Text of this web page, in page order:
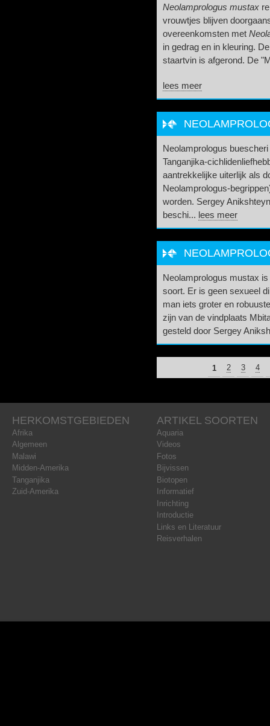
Neolamprologus mustax
vrouwtjes blijven
overeenkomsten met
in gedrag en in kleuring.
staartvin is afgerond. De
lees meer
Neolamprologus
Tanganjika-
aantrekkelijke uiterlijk als
Neolamprologus-
worden. Sergey
beschi... lees meer
Neolamprologus mustax
soort. Er is geen sexueel
man iets groter en
zijn van de vindplaats
gesteld door Sergey
PAGINA'S
1 2 3 4
HERKOMSTGEBIEDEN
Afrika
Algemeen
Malawi
Midden-Amerika
Tanganjika
Zuid-Amerika
ARTIKEL SOORTEN
Aquaria
Videos
Fotos
Bijvissen
Biotopen
Informatief
Inrichting
Introductie
Links en Literatuur
Reisverhalen